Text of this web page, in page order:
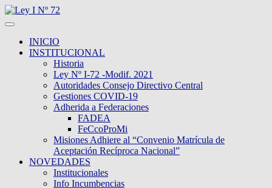
INICIO
INSTITUCIONAL
Historia
Ley Nº I-72 -Modif. 2021
Autoridades Consejo Directivo Central
Gestiones COVID-19
Adherida a Federaciones
FADEA
FeCcoProMi
Misiones Adhiere al “Convenio Matrícula de
Aceptación Recíproca Nacional”
NOVEDADES
Institucionales
Info Incumbencias